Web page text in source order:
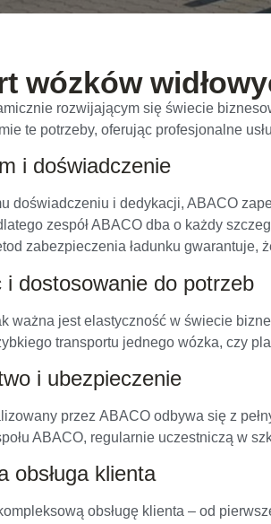
wózków
rozwijającym się świecie
te potrzeby, oferując profesjonalne
i doświadczenie
doświadczeniu i dedykacji, ABACO
zespół ABACO dba o każdy
zabezpieczenia ładunku gwarantuje,
i dostosowanie do potrzeb
ważna jest elastyczność w świecie
transportu jednego wózka, czy
i ubezpieczenie
przez ABACO odbywa się z
ABACO, regularnie uczestniczą w
obsługa klienta
obsługę klienta – od